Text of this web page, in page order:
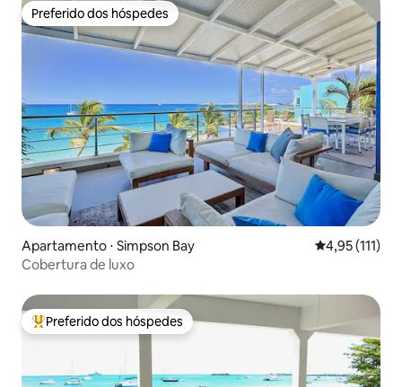
Preferido dos hóspedes
Preferido dos hóspedes
Apartamento ⋅ Simpson Bay 4,95 de uma
4,95 (111)
Cobertura de luxo
Entre os melhores preferidos dos hóspedes
Preferido dos hóspedes